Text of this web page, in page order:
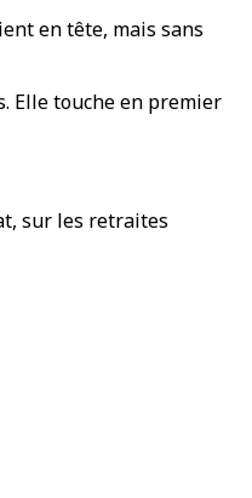
en tête, mais sans
Elle touche en premier
sur les retraites